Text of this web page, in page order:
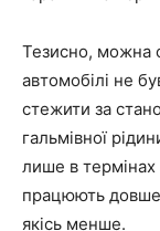
Тезисно, можна
автомобілі не
стежити за
гальмівної
лише в термінах
працюють довше
якісь менше.